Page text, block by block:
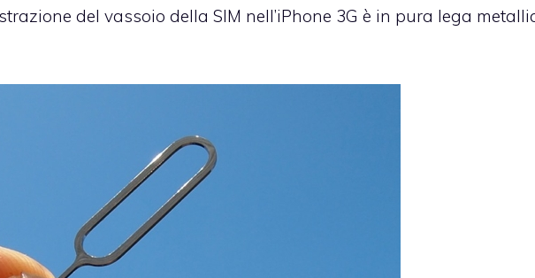
del vassoio della SIM nell’iPhone 3G è in pura lega